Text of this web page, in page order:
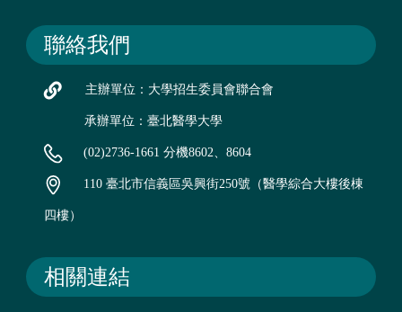
聯絡我們
主辦單位：大學招生委員會聯合會
承辦單位：臺北醫學大學
(02)2736-1661 分機8602、8604
110 臺北市信義區吳興街250號（醫學綜合大樓後棟
四樓）
相關連結